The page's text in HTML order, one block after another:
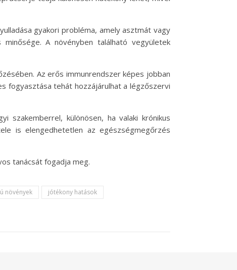
gyakori probléma, amely asztmát vagy
A növényben található vegyületek
Az erős immunrendszer képes jobban
fogyasztása tehát hozzájárulhat a légzőszervi
szakemberrel, különösen, ha valaki krónikus
is elengedhetetlen az egészségmegőrzés
tanácsát fogadja meg.
növények
jótékony hatások